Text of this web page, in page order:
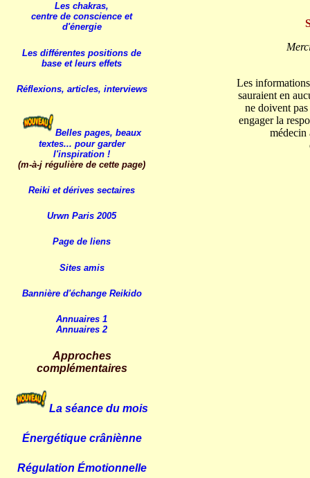
Les chakras,
centre de conscience et
d'énergie
Les différentes positions de
base et leurs effets
Réflexions, articles, interviews
Belles pages, beaux
textes... pour garder
l'inspiration !
(m-à-j régulière de cette page)
Reiki et dérives sectaires
Urwn Paris 2005
Page de liens
Sites amis
Bannière d'échange Reikido
Annuaires 1
Annuaires 2
Approches
complémentaires
La séance du mois
Énergétique crâniènne
Régulation Émotionnelle
Les
sauraient en
ne doivent
engager la
médecin